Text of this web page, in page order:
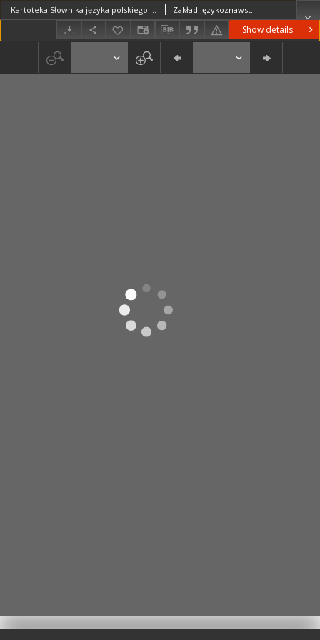
Show details
Kartoteka Słownika języka polskiego XVII i 1. połowy XVIII wieku; Jagoda - Jak1 Zakład Językoznawstwa PAN w Warszawie